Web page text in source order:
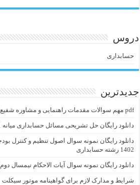
دروس
حسابداری
جدیدترین
pdf مهم سوالات مقدمات راهنمایی و مشاوره شفیع آبادی
دانلود رایگان حل تشریحی مسائل حسابداری میانه 1 جمشید اسکندری
1402 رشته حسابداری
دانلود رایگان نمونه سوال آیات الاحکام نیمسال دوم 98-97 رشته حقوق
شرایط و مدارک لازم برای گواهینامه موتور سیکلت